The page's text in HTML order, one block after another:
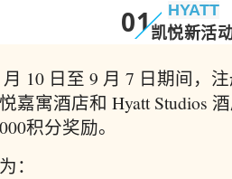
01 HYATT
凯悦新活
月 10 日至 9 月 7 日期间，
嘉寓酒店和 Hyatt Studios
积分奖励。
：